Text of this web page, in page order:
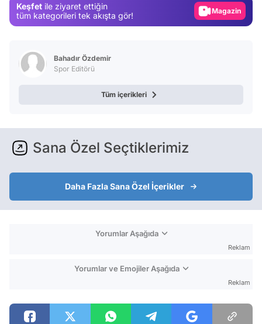
Keşfet ile ziyaret ettiğin
tüm kategorileri tek akışta gör!
Magazin
Bahadır Özdemir
Spor Editörü
Tüm içerikleri
Sana Özel Seçtiklerimiz
Daha Fazla Sana Özel İçerikler
Yorumlar Aşağıda
Reklam
Yorumlar ve Emojiler Aşağıda
Reklam